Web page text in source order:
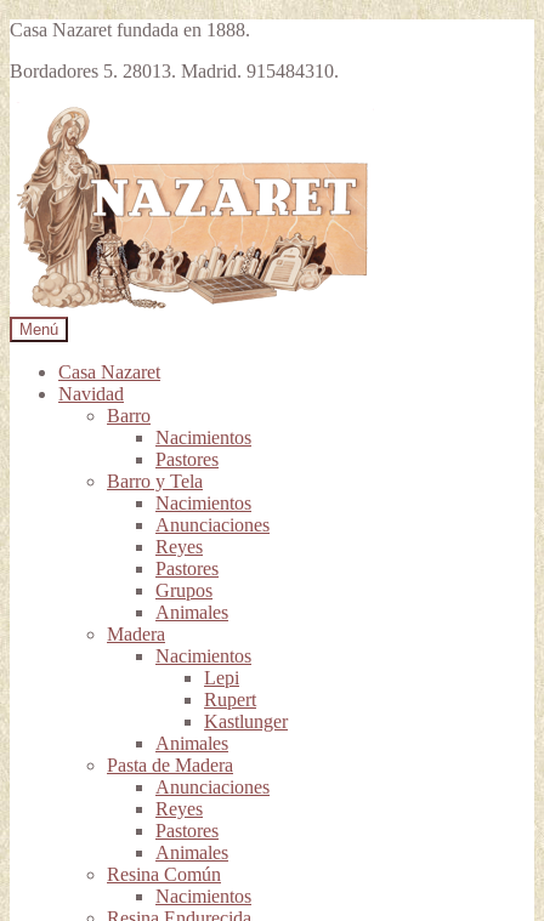
Casa Nazaret fundada en 1888.
Bordadores 5. 28013. Madrid. 915484310.
la
navegación
contenido
Menú
Casa Nazaret
Navidad
Barro
Nacimientos
Pastores
Barro y Tela
Nacimientos
Anunciaciones
Reyes
Pastores
Grupos
Animales
Madera
Nacimientos
Lepi
Rupert
Kastlunger
Animales
Pasta de Madera
Anunciaciones
Reyes
Pastores
Animales
Resina Común
Nacimientos